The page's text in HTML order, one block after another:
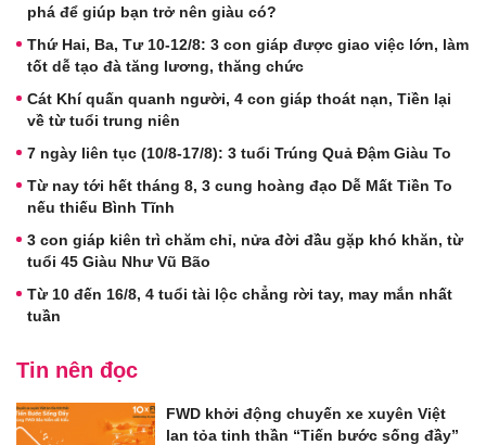
phá để giúp bạn trở nên giàu có?
Thứ Hai, Ba, Tư 10-12/8: 3 con giáp được giao việc lớn, làm
tốt dễ tạo đà tăng lương, thăng chức
Cát Khí quấn quanh người, 4 con giáp thoát nạn, Tiền lại
về từ tuổi trung niên
7 ngày liên tục (10/8-17/8): 3 tuổi Trúng Quả Đậm Giàu To
Từ nay tới hết tháng 8, 3 cung hoàng đạo Dễ Mất Tiền To
nếu thiếu Bình Tĩnh
3 con giáp kiên trì chăm chỉ, nửa đời đầu gặp khó khăn, từ
tuổi 45 Giàu Như Vũ Bão
Từ 10 đến 16/8, 4 tuổi tài lộc chẳng rời tay, may mắn nhất
tuần
Tin nên đọc
FWD khởi động chuyến xe xuyên Việt
lan tỏa tinh thần “Tiến bước sống đầy”